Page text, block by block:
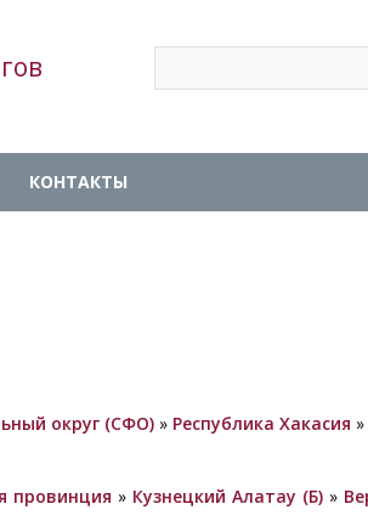
Search
КОНТАКТЫ
округ (СФО) » Республика Хакасия »
провинция » Кузнецкий Алатау (Б) »